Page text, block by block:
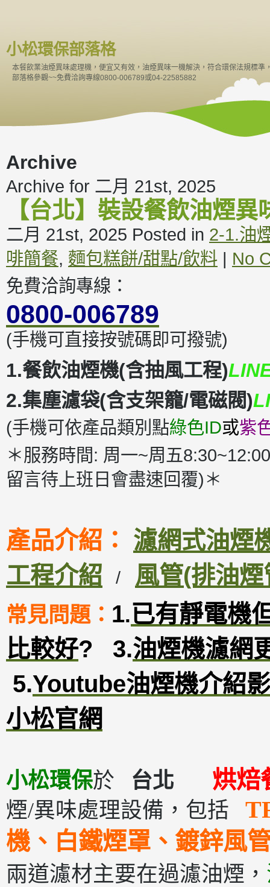
小松環保部落格
本餐飲業油煙異味處理機，便宜又有效，油煙異味一機解決，符合環保法規標
部落格參觀~~免費洽詢專線0800-006789或04-22585882
Archive
Archive for 二月 21st, 2025
【台北】裝設餐飲油煙
二月 21st, 2025 Posted in 2-1.油
啡簡餐, 麵包糕餅/甜點/飲料 | No
免費洽詢專線：
0800-006789
(手機可直接按號碼即可撥號)
1.餐飲油煙機(含抽風工程)
2.集塵濾袋(含支架籠/電磁閥)
(手機可依產品類別點綠色ID或紫
＊服務時間: 周一~周五
留言待上班日會盡速回覆)＊
產品介紹： 濾網式油煙
工程介紹
/ 風管(排油煙
常見問題： 1.已有靜電機
比較好? 3.油煙機濾網
5.Youtube油煙機介紹
小松官網
小松環保於 台北 烘焙
煙/異味處理設備，包括
機、白鐵煙罩、鍍鋅風
兩道濾材主要在過濾油煙，